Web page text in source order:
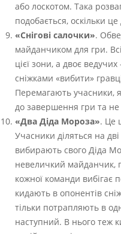
або лоскотом. Така
подобається, оскільки
«Снігові салочки».
майданчиком для гри.
цієї зони, а двоє
сніжками «вибити»
Перемагають учасники,
до завершення гри та не
«Два Діда Мороза». Це
Учасники діляться на
вибирають свого Діда
невеличкий майданчик,
кожної команди
кидають в опонентів
тільки потрапляють в
наступний. В нього теж